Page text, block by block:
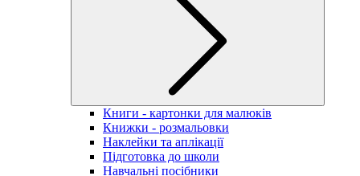
Книги - картонки для малюків
Книжки - розмальовки
Наклейки та аплікації
Підготовка до школи
Навчальні посібники